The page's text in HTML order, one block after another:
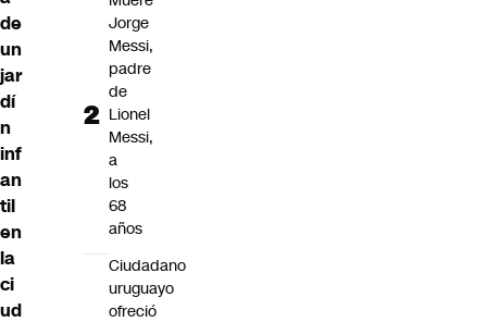
de
un
jar
dí
n
inf
an
til
en
la
ci
ud
Jorge
Messi,
padre
de
Lionel
Messi,
a
los
68
años
Ciudadano
uruguayo
ofreció